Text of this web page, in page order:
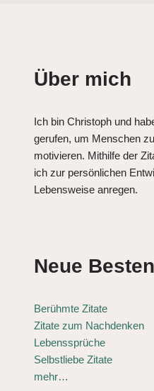
Über mich
Ich bin Christoph und
gerufen, um Menschen
motivieren. Mithilfe der
ich zur persönlichen
Lebensweise anregen.
Neue
Berühmte Zitate
Zitate zum Nachdenken
Lebenssprüche
Selbstliebe Zitate
mehr…